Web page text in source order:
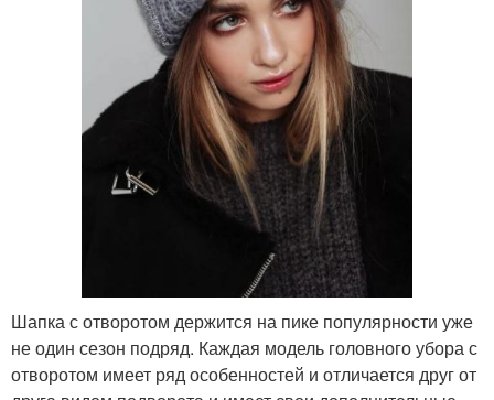
Шапка с отворотом держится на пике популярности уже
не один сезон подряд. Каждая модель головного убора с
отворотом имеет ряд особенностей и отличается друг от